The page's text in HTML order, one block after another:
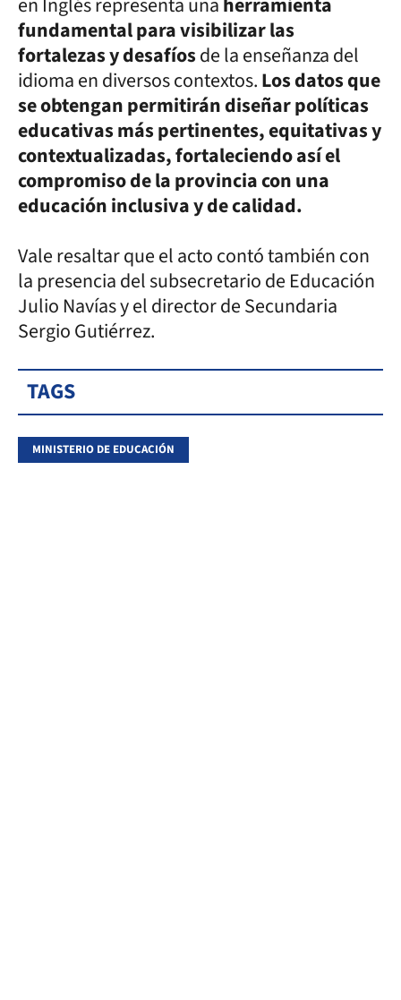
fundamental para visibilizar las
fortalezas y desafíosde la enseñanza del
idioma en diversos contextos.Los datos que
se obtengan permitirán diseñar políticas
educativas más pertinentes, equitativas y
contextualizadas, fortaleciendo así el
compromiso de la provincia con una
educación inclusiva y de calidad.
Vale resaltar que el acto contó también con
la presencia del subsecretario de Educación
Julio Navías y el director de Secundaria
Sergio Gutiérrez.
TAGS
MINISTERIO DE EDUCACIÓN